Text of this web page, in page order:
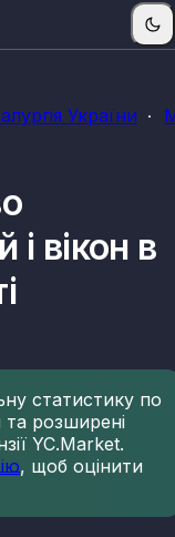
України
вікон в
статистику по
та розширені
YC.Market.
, щоб оцінити